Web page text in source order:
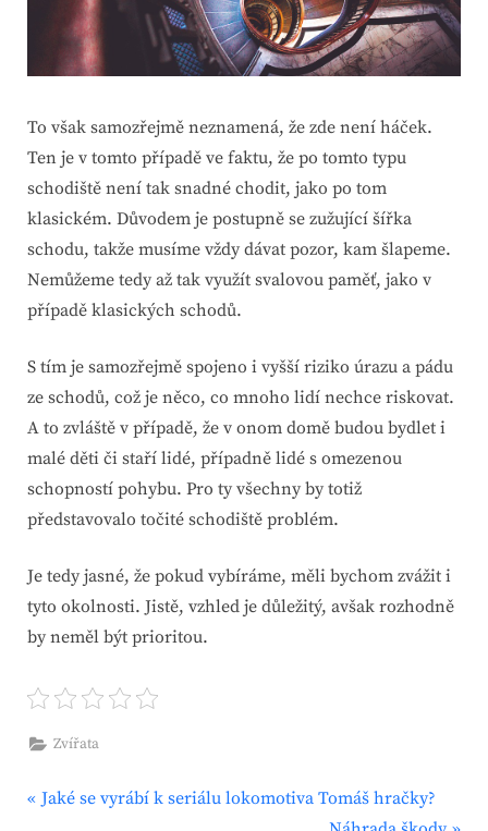
To však samozřejmě neznamená, že zde není háček.
Ten je v tomto případě ve faktu, že po tomto typu
schodiště není tak snadné chodit, jako po tom
klasickém. Důvodem je postupně se zužující šířka
schodu, takže musíme vždy dávat pozor, kam šlapeme.
Nemůžeme tedy až tak využít svalovou paměť, jako v
případě klasických schodů.
S tím je samozřejmě spojeno i vyšší riziko úrazu a pádu
ze schodů, což je něco, co mnoho lidí nechce riskovat.
A to zvláště v případě, že v onom domě budou bydlet i
malé děti či staří lidé, případně lidé s omezenou
schopností pohybu. Pro ty všechny by totiž
představovalo točité schodiště problém.
Je tedy jasné, že pokud vybíráme, měli bychom zvážit i
tyto okolnosti. Jistě, vzhled je důležitý, avšak rozhodně
by neměl být prioritou.
Zvířata
Navigace
P
Jaké se vyrábí k seriálu lokomotiva Tomáš hračky?